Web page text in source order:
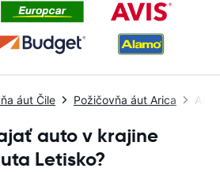
áut Čile Požičovňa áut Arica
auto v krajine
Letisko?